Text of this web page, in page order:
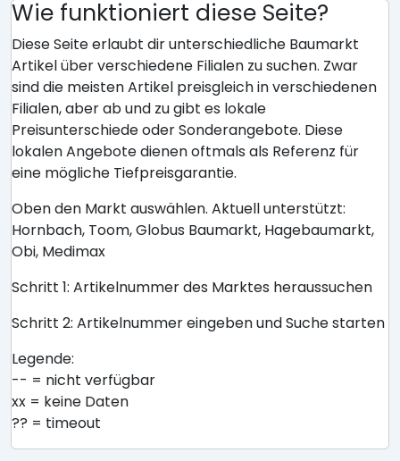
Wie funktioniert diese Seite?
Diese Seite erlaubt dir unterschiedliche Baumarkt
Artikel über verschiedene Filialen zu suchen. Zwar
sind die meisten Artikel preisgleich in verschiedenen
Filialen, aber ab und zu gibt es lokale
Preisunterschiede oder Sonderangebote. Diese
lokalen Angebote dienen oftmals als Referenz für
eine mögliche Tiefpreisgarantie.
Oben den Markt auswählen. Aktuell unterstützt:
Hornbach, Toom, Globus Baumarkt, Hagebaumarkt,
Obi, Medimax
Schritt 1: Artikelnummer des Marktes heraussuchen
Schritt 2: Artikelnummer eingeben und Suche starten
Legende:
-- = nicht verfügbar
xx = keine Daten
?? = timeout